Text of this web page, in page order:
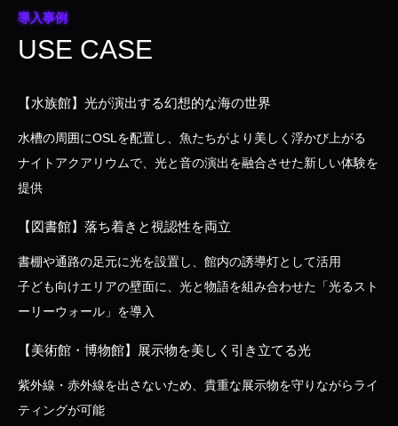
導入事例
USE CASE
【水族館】光が演出する幻想的な海の世界
水槽の周囲にOSLを配置し、魚たちがより美しく浮かび上がる
ナイトアクアリウムで、光と音の演出を融合させた新しい体験を
提供
【図書館】落ち着きと視認性を両立
書棚や通路の足元に光を設置し、館内の誘導灯として活用
子ども向けエリアの壁面に、光と物語を組み合わせた「光るスト
ーリーウォール」を導入
【美術館・博物館】展示物を美しく引き立てる光
紫外線・赤外線を出さないため、貴重な展示物を守りながらライ
ティングが可能